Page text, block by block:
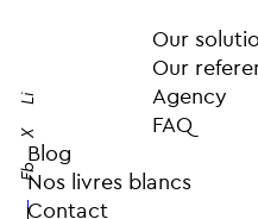
Fb
X
Li
Our
Our
Agency
FAQ
Blog
Nos livres blancs
Contact